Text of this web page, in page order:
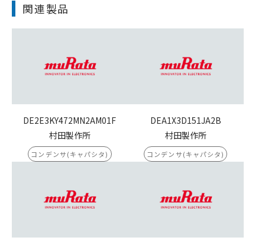
関連製品
DE2E3KY472MN2AM01F
村田製作所
コンデンサ(キャパシタ)
DEA1X3D151JA2B
村田製作所
コンデンサ(キャパシタ)